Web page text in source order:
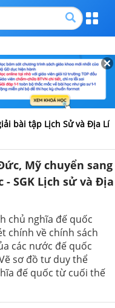
bài tập Lịch Sử và Địa Lí
Mỹ chuyển sang
SGK Lịch sử và Địa
chủ nghĩa đế quốc
chính về chính sách
các nước đế quốc
sơ đồ tư duy thể
đế quốc từ cuối thế